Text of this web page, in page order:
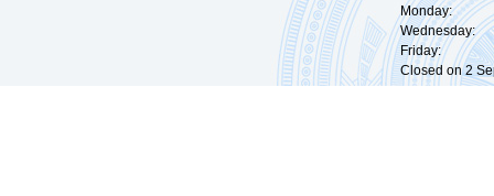
Monday:
Wednesday:
Friday:
Closed on 2